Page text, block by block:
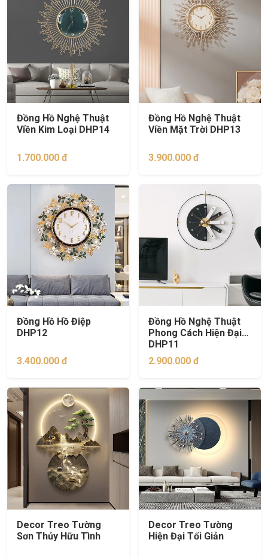
Đồng Hồ Nghệ Thuật
Viền Kim Loại DHP14
1.700.000 đ
Đồng Hồ Nghệ Thuật
Viền Mặt Trời DHP13
3.900.000 đ
Đồng Hồ Hồ Điệp
DHP12
3.400.000 đ
Đồng Hồ Nghệ Thuật
Phong Cách Hiện Đại
DHP11
2.900.000 đ
Decor Treo Tường
Sơn Thủy Hữu Tình
Decor Treo Tường
Hiện Đại Tối Giản